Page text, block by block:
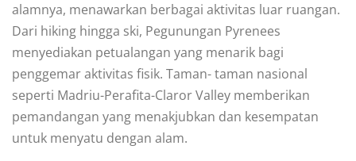
alamnya, menawarkan berbagai aktivitas luar ruangan.
Dari hiking hingga ski, Pegunungan Pyrenees
menyediakan petualangan yang menarik bagi
penggemar aktivitas fisik. Taman- taman nasional
seperti Madriu-Perafita-Claror Valley memberikan
pemandangan yang menakjubkan dan kesempatan
untuk menyatu dengan alam.